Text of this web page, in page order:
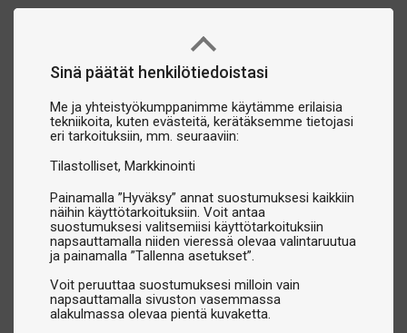
Sinä päätät henkilötiedoistasi
Me ja yhteistyökumppanimme käytämme erilaisia
tekniikoita, kuten evästeitä, kerätäksemme tietojasi
eri tarkoituksiin, mm. seuraaviin:
Tilastolliset Markkinointi
Painamalla ”Hyväksy” annat suostumuksesi kaikkiin
näihin käyttötarkoituksiin. Voit antaa
suostumuksesi valitsemiisi käyttötarkoituksiin
napsauttamalla niiden vieressä olevaa valintaruutua
ja painamalla ”Tallenna asetukset”.
Voit peruuttaa suostumuksesi milloin vain
napsauttamalla sivuston vasemmassa
alakulmassa olevaa pientä kuvaketta.